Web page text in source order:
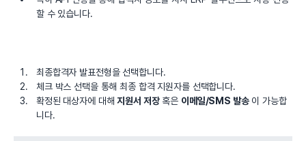
할 수 있습니다.
최종합격자 발표전형을 선택합니다.
체크 박스 선택을 통해 최종 합격 지원자를 선택합니다.
확정된 대상자에 대해지원서 저장혹은 이메일/SMS 발송이 가능합
니다.